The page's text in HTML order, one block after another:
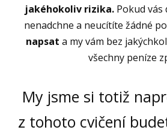
jakéhokoliv rizika.Pokud vás
nenadchne a neucítíte žádné
napsat a my vám bez
všechny peníze
My jsme si totiž
z tohoto cvičení